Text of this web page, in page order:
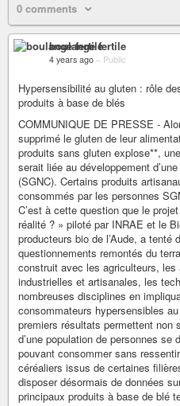
0 comments
boulange fertile
4 years ago – Public
Hypersensibilité au gluten : rôle
produits à base de blés
COMMUNIQUE DE PRESSE -
supprimé le gluten de leur
produits sans gluten explose**,
serait liée au développement
(SGNC). Certains produits
consommés par les personnes
C’est à cette question que le
réalité ? » piloté par INRAE et le
producteurs bio de l’Aude, a tenté
questionnements remontés du
construit avec les agriculteurs,
industrielles et artisanales, les
nombreuses disciplines en
consommateurs hypersensibles
premiers résultats permettent non
d’une population de personnes
pouvant consommer sans
céréaliers issus de certaines
disposer désormais de données
principaux produits à base de blé